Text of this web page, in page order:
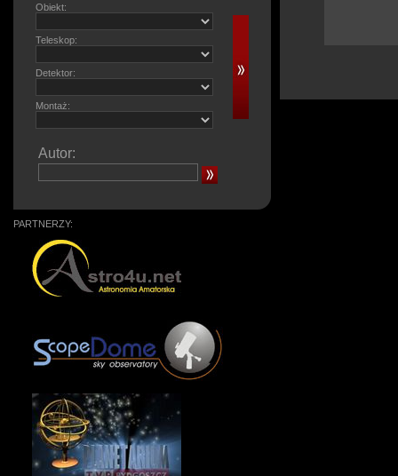
Obiekt:
Teleskop:
Detektor:
Montaż:
Autor:
PARTNERZY: